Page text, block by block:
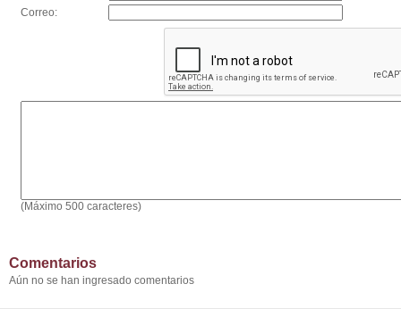
Correo:
(Máximo 500 caracteres)
Comentarios
Aún no se han ingresado comentarios